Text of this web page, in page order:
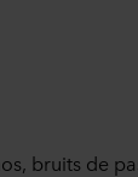
bruits de